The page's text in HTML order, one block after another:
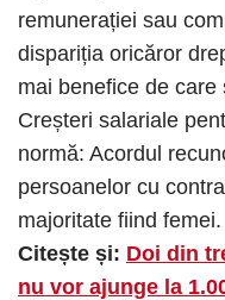
remunerației sau
dispariția oricăror
mai benefice de care
Creșteri salariale
normă: Acordul
persoanelor cu
majoritate fiind femei.
Citește și: Doi din
nu vor ajunge la